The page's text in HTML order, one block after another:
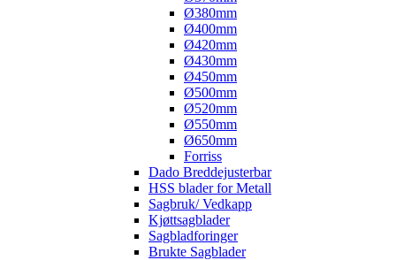
Ø380mm
Ø400mm
Ø420mm
Ø430mm
Ø450mm
Ø500mm
Ø520mm
Ø550mm
Ø650mm
Forriss
Dado Breddejusterbar
HSS blader for Metall
Sagbruk/ Vedkapp
Kjøttsagblader
Sagbladforinger
Brukte Sagblader